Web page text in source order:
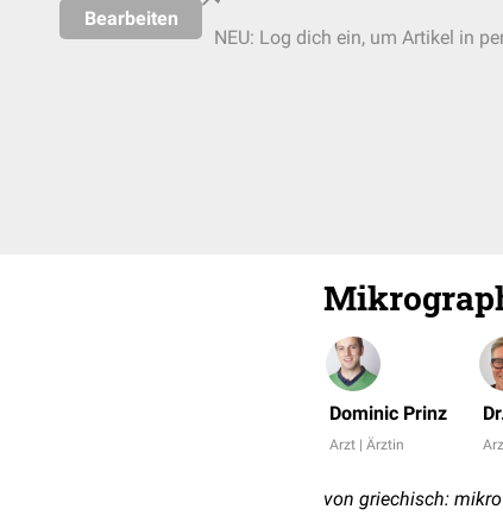
Bearbeiten
NEU: Log dich ein, um Artikel in
Dominic Prinz
Arzt | Ärztin
von griechisch: